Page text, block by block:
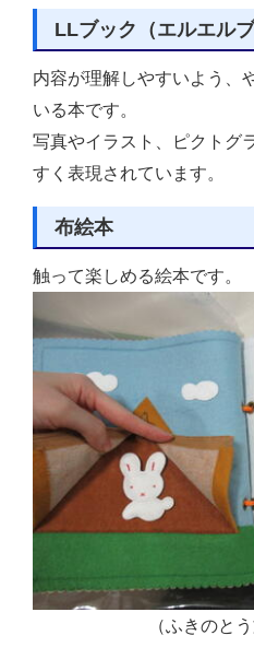
LLブック（エルエルブ
内容が理解しやすいよう、
いる本です。
写真やイラスト、ピクトグ
すく表現されています。
布絵本
触って楽しめる絵本です。
（ふきのと